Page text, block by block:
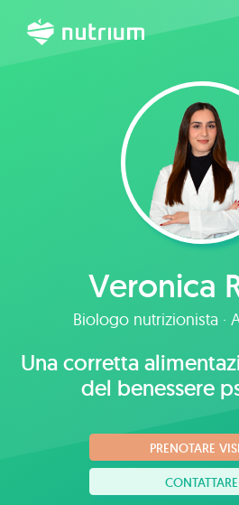
Veronica
Biologo nutrizionista ·
Una corretta
del benessere
PRENOTARE
CONTATTARE